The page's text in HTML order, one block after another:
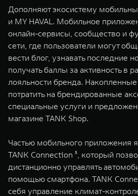
Дополняют экосистему
и MY HAVAL. Мобильное
онлайн-сервисы, сообщество и
сети, где пользователи могут
вести блог, узнавать последние
получать баллы за активность в
лояльности бренда.
потратить на брендированные
специальные услуги и
магазине TANK Shop.
Частью мобильного приложения
TANK Connection ⁵, который
дистанционно управлять
помощью смартфона. TANK
себя управление климат-